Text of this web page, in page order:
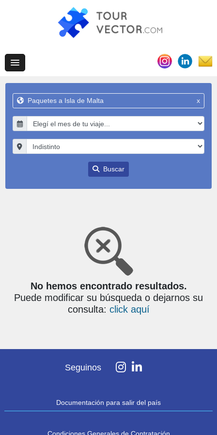
Paquetes a Isla de Malta x
Buscar
No hemos encontrado resultados.
Puede modificar su búsqueda o dejarnos su
consulta: click aquí
Seguinos
Documentación para salir del país